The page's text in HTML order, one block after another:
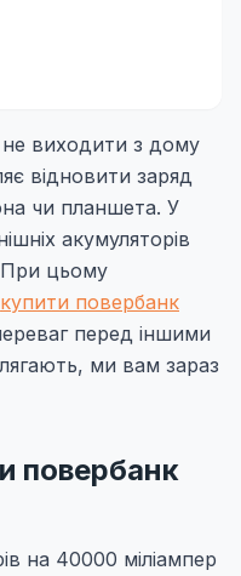
не виходити з дому
відновити заряд
чи планшета. У
акумуляторів
При цьому
купити повербанк
перед іншими
ми вам зараз
повербанк
на 40000 міліампер